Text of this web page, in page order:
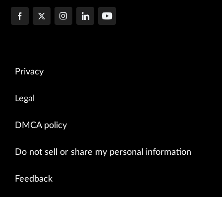
Privacy
Legal
DMCA policy
Do not sell or share my personal information
Feedback